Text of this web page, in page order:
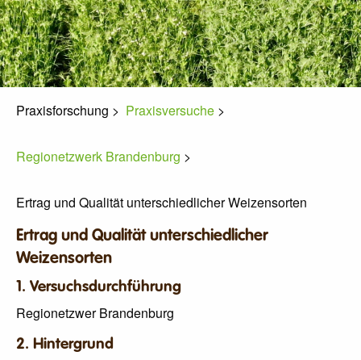
Praxisforschung > Praxisversuche >
Regionetzwerk Brandenburg >
Ertrag und Qualität unterschiedlicher Weizensorten
Ertrag und Qualität unterschiedlicher
Weizensorten
1. Versuchsdurchführung
Regionetzwer Brandenburg
2. Hintergrund